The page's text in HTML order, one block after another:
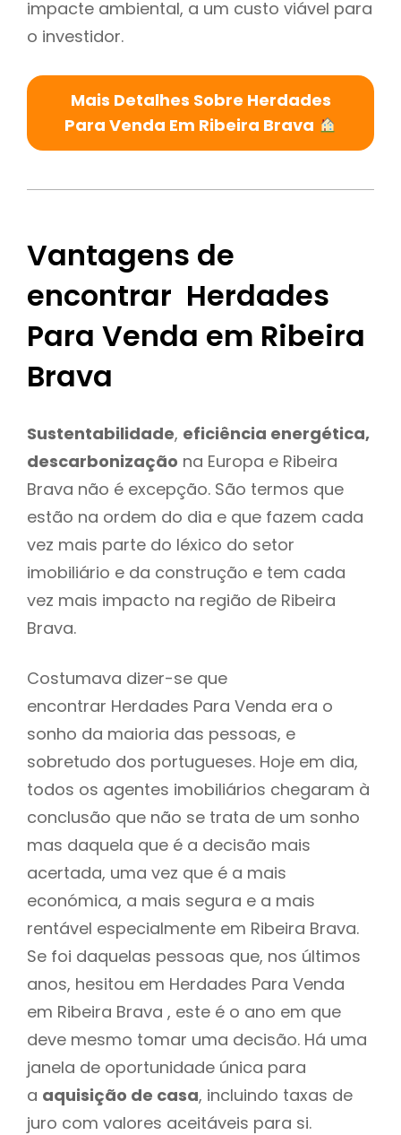
impacte ambiental, a um custo viável para
o investidor.
Mais Detalhes Sobre Herdades
Para Venda Em Ribeira Brava
Vantagens de
encontrar Herdades
Para Venda em Ribeira
Brava
Sustentabilidade, eficiência energética,
descarbonização na Europa e Ribeira
Brava não é excepção. São termos que
estão na ordem do dia e que fazem cada
vez mais parte do léxico do setor
imobiliário e da construção e tem cada
vez mais impacto na região de Ribeira
Brava.
Costumava dizer-se que
encontrar Herdades Para Venda era o
sonho da maioria das pessoas, e
sobretudo dos portugueses. Hoje em dia,
todos os agentes imobiliários chegaram à
conclusão que não se trata de um sonho
mas daquela que é a decisão mais
acertada, uma vez que é a mais
económica, a mais segura e a mais
rentável especialmente em Ribeira Brava.
Se foi daquelas pessoas que, nos últimos
anos, hesitou em Herdades Para Venda
em Ribeira Brava , este é o ano em que
deve mesmo tomar uma decisão. Há uma
janela de oportunidade única para
a aquisição de casa, incluindo taxas de
juro com valores aceitáveis para si.